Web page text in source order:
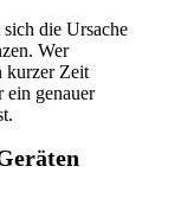
die Ursache
Wer
kurzer Zeit
ein genauer